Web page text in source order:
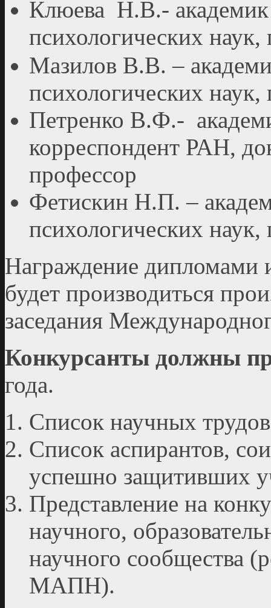
Клюева Н.В.-
психологических наук,
Мазилов В.В. –
психологических наук,
Петренко В.Ф.-
корреспондент РАН,
профессор
Фетискин Н.П. –
психологических наук,
Награждение дипломами
будет производиться
заседания
Конкурсанты должны
года.
Список научных
Список аспирантов,
успешно защитивших
Представление на
научного,
научного сообщества
МАПН).